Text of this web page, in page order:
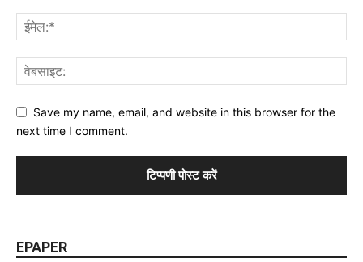
Save my name, email, and website in this browser for the
next time I comment.
EPAPER